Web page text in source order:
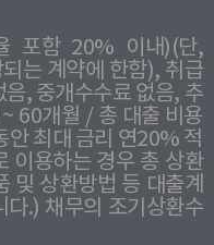
포함 20% 이내)(단,
는 계약에 한함), 취급
, 중개수수료 없음, 추
60개월 / 총 대출 비용
안 최대 금리 연20% 적
이용하는 경우 총 상환
및 상환방법 등 대출계
다.) 채무의 조기상환수